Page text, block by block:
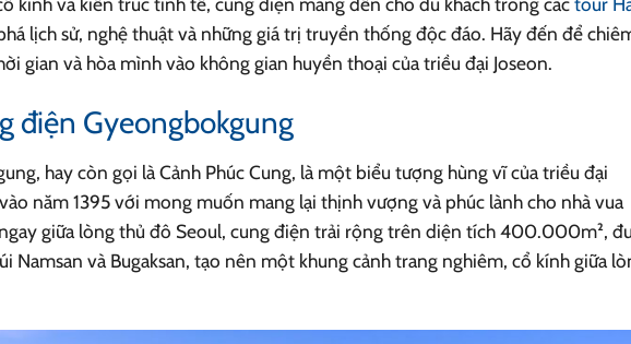
lịch sử, nghệ thuật và những giá trị truyền thống độc đáo. Hãy đến để
gian và hòa mình vào không gian huyền thoại của triều đại Joseon.
điện Gyeongbokgung
hay còn gọi là Cảnh Phúc Cung, là một biểu tượng hùng vĩ của triều đại
năm 1395 với mong muốn mang lại thịnh vượng và phúc lành cho nhà vua
giữa lòng thủ đô Seoul, cung điện trải rộng trên diện tích 400.000m²,
Namsan và Bugaksan, tạo nên một khung cảnh trang nghiêm, cổ kính giữa